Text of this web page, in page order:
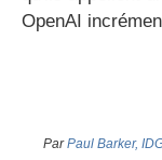
OpenAI
ParPaul Barker,